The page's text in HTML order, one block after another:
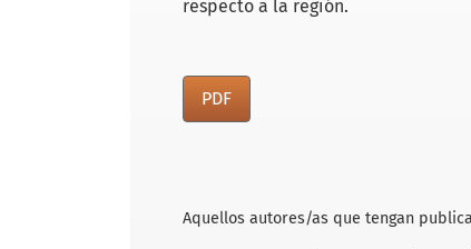
res­pecto a la región.
PDF
Aquellos autores/as que tengan